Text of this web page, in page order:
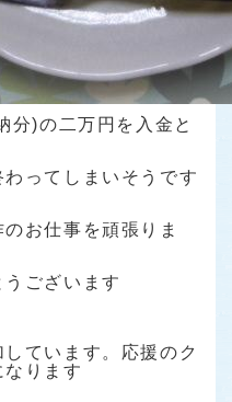
分)の二万円を入金と
ってしまいそうです
お仕事を頑張りま
ございます
ています。応援のク
ります